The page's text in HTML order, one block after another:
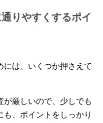
りやすくするポイ
には、いくつか押さえて
が厳しいので、少しでも
、ポイントをしっかり